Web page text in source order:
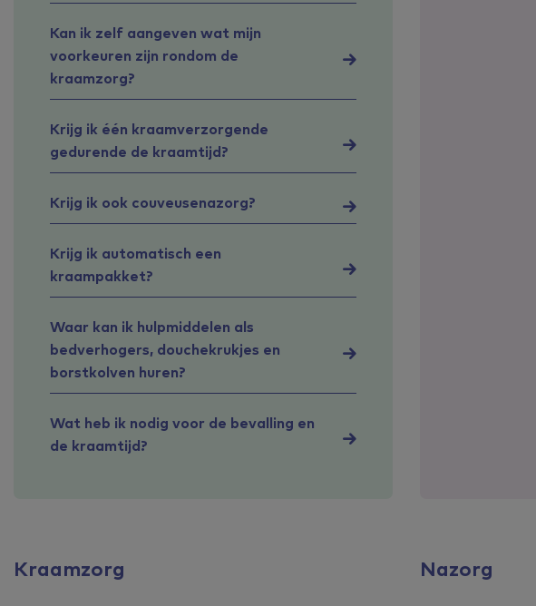
Kan ik zelf aangeven wat mijn
voorkeuren zijn rondom de
kraamzorg?
Krijg ik één kraamverzorgende
gedurende de kraamtijd?
Krijg ik ook couveusenazorg?
Krijg ik automatisch een
kraampakket?
Waar kan ik hulpmiddelen als
bedverhogers, douchekrukjes en
borstkolven huren?
Wat heb ik nodig voor de bevalling en
de kraamtijd?
Kraamzorg Nazorg